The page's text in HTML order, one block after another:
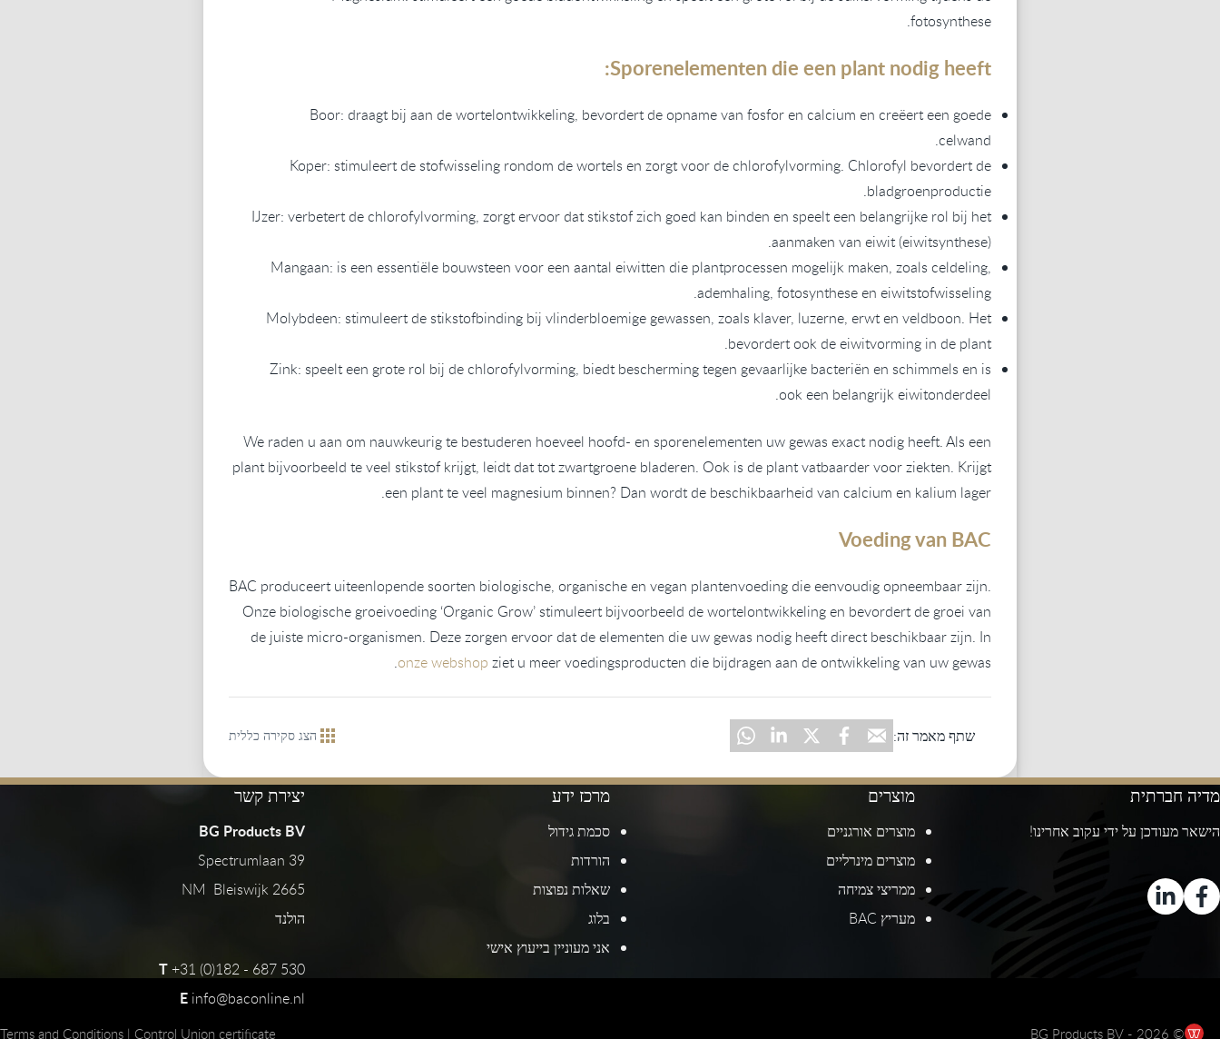
fotosynthese.
Sporenelementen die een plant nodig heeft:
Boor: draagt bij aan de wortelontwikkeling, bevordert de opname van fosfor en calcium en creëert een goede
celwand.
Koper: stimuleert de stofwisseling rondom de wortels en zorgt voor de chlorofylvorming. Chlorofyl bevordert de
bladgroenproductie.
IJzer: verbetert de chlorofylvorming, zorgt ervoor dat stikstof zich goed kan binden en speelt een belangrijke rol bij het
aanmaken van eiwit (eiwitsynthese).
Mangaan: is een essentiële bouwsteen voor een aantal eiwitten die plantprocessen mogelijk maken, zoals celdeling,
ademhaling, fotosynthese en eiwitstofwisseling.
Molybdeen: stimuleert de stikstofbinding bij vlinderbloemige gewassen, zoals klaver, luzerne, erwt en veldboon. Het
bevordert ook de eiwitvorming in de plant.
Zink: speelt een grote rol bij de chlorofylvorming, biedt bescherming tegen gevaarlijke bacteriën en schimmels en is
ook een belangrijk eiwitonderdeel.
We raden u aan om nauwkeurig te bestuderen hoeveel hoofd- en sporenelementen uw gewas exact nodig heeft. Als een
plant bijvoorbeeld te veel stikstof krijgt, leidt dat tot zwartgroene bladeren. Ook is de plant vatbaarder voor ziekten. Krijgt
een plant te veel magnesium binnen? Dan wordt de beschikbaarheid van calcium en kalium lager.
Voeding van BAC
BAC produceert uiteenlopende soorten biologische, organische en vegan plantenvoeding die eenvoudig opneembaar zijn.
Onze biologische groeivoeding ‘Organic Grow’ stimuleert bijvoorbeeld de wortelontwikkeling en bevordert de groei van
de juiste micro-organismen. Deze zorgen ervoor dat de elementen die uw gewas nodig heeft direct beschikbaar zijn. In
onze webshop ziet u meer voedingsproducten die bijdragen aan de ontwikkeling van uw gewas.
שתף מאמר זה: הצג סקירה כללית
מדיה חברתית
הישאר מעודכן על ידי עקוב אחרינו!
מוצרים
מוצרים אורגניים
מוצרים מינרליים
ממריצי צמיחה
מעריץ BAC
מרכז ידע
סכמת גידול
הורדות
שאלות נפוצות
בלוג
אני מעוניין בייעוץ אישי
יצירת קשר
BG Products BV
Spectrumlaan 39
2665 NM Bleiswijk
הולנד
T+31 (0)182 - 687 530
E info@baconline.nl
© 2026 - BG Products BV
Terms and Conditions | Control Union certificate